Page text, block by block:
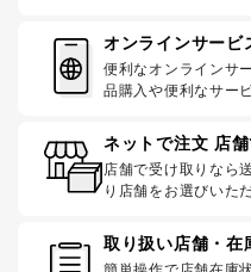
オンラインサービ
便利なオンラインサ
品購入や便利なサー
ネットで注文 店舗
店舗で受け取りなら
り店舗をお選びいた
取り扱い店舗・在